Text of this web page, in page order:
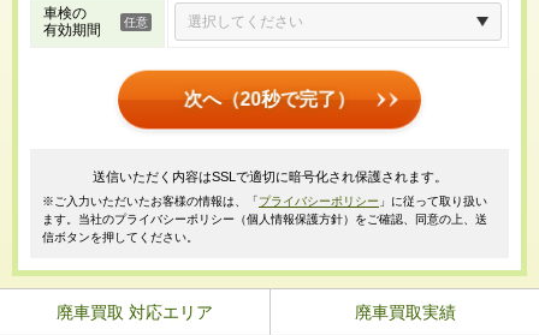
車検の
有効期間
次へ（20秒で完了）
送信いただく内容はSSLで適切に暗号化され保護されます。
※ご入力いただいたお客様の情報は、「 プライバシーポリシー 」に従って取り扱い
ます。当社のプライバシーポリシー（個人情報保護方針）をご確認、同意の上、送
信ボタンを押してください。
廃車買取 対応エリア 廃車買取実績